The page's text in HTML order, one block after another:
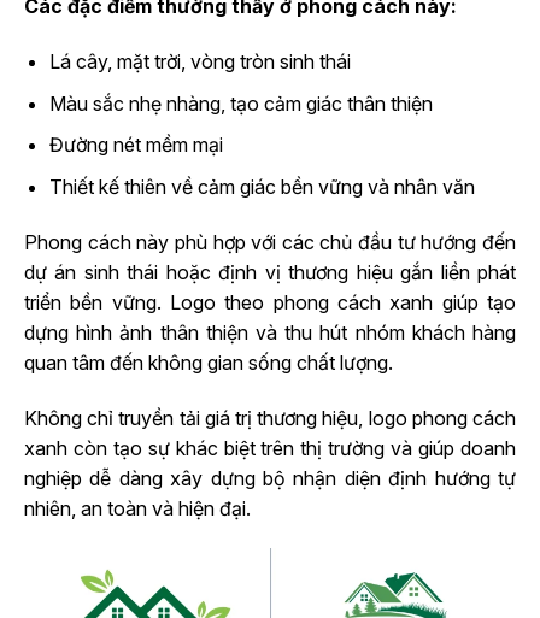
Các đặc điểm thường thấy ở phong cách này:
Lá cây, mặt trời, vòng tròn sinh thái
Màu sắc nhẹ nhàng, tạo cảm giác thân thiện
Đường nét mềm mại
Thiết kế thiên về cảm giác bền vững và nhân văn
Phong cách này phù hợp với các chủ đầu tư hướng đến
dự án sinh thái hoặc định vị thương hiệu gắn liền phát
triển bền vững. Logo theo phong cách xanh giúp tạo
dựng hình ảnh thân thiện và thu hút nhóm khách hàng
quan tâm đến không gian sống chất lượng.
Không chỉ truyền tải giá trị thương hiệu, logo phong cách
xanh còn tạo sự khác biệt trên thị trường và giúp doanh
nghiệp dễ dàng xây dựng bộ nhận diện định hướng tự
nhiên, an toàn và hiện đại.